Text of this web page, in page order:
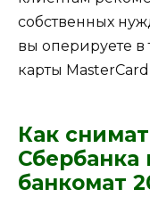
собственных
вы оперируете в
карты
Как
Сбербанка
банкомат